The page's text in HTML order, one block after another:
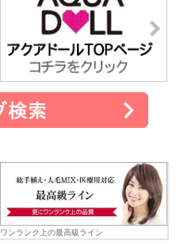
ワンランク上の最高級ライン